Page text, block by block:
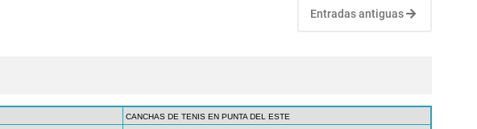
Entradas antiguas
CANCHAS DE TENIS EN PUNTA DEL ESTE